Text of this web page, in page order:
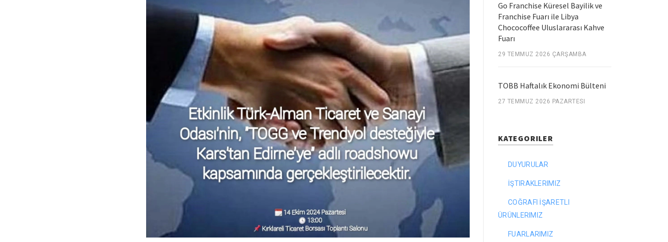
Go Franchise Küresel Bayilik ve
Franchise Fuarı ile Libya
Chococoffee Uluslararası Kahve
Fuarı
29 TEMMUZ 2026 ÇARŞAMBA
TOBB Haftalık Ekonomi Bülteni
27 TEMMUZ 2026 PAZARTESI
KATEGORILER
DUYURULAR
İŞTIRAKLERIMIZ
COĞRAFI İŞARETLI
ÜRÜNLERIMIZ
FUARLARIMIZ